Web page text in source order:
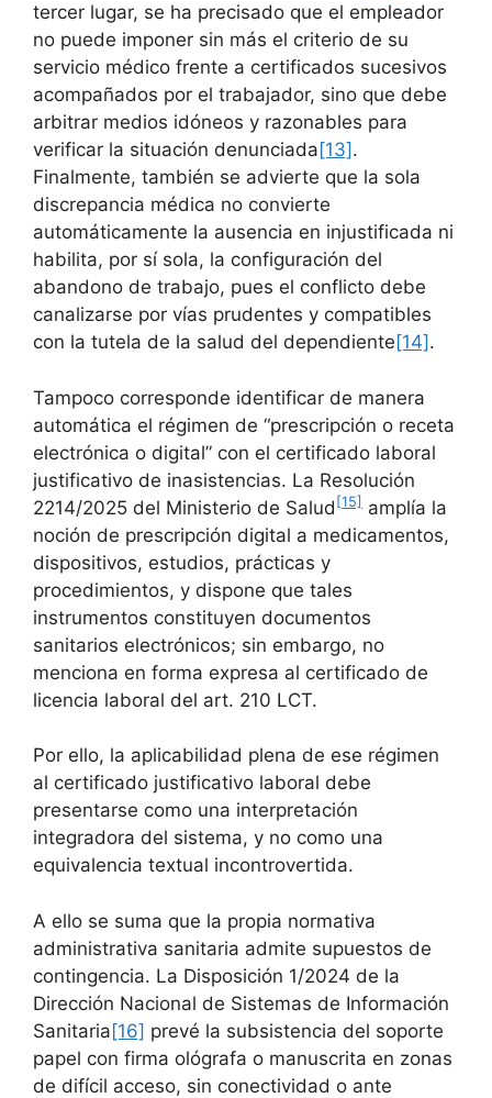
tercer lugar, se ha precisado que el empleador
no puede imponer sin más el criterio de su
servicio médico frente a certificados sucesivos
acompañados por el trabajador, sino que debe
arbitrar medios idóneos y razonables para
verificar la situación denunciada [13] .
Finalmente, también se advierte que la sola
discrepancia médica no convierte
automáticamente la ausencia en injustificada ni
habilita, por sí sola, la configuración del
abandono de trabajo, pues el conflicto debe
canalizarse por vías prudentes y compatibles
con la tutela de la salud del dependiente [14] .
Tampoco corresponde identificar de manera
automática el régimen de “prescripción o receta
electrónica o digital” con el certificado laboral
justificativo de inasistencias. La Resolución
2214/2025 del Ministerio de Salud [15] amplía la
noción de prescripción digital a medicamentos,
dispositivos, estudios, prácticas y
procedimientos, y dispone que tales
instrumentos constituyen documentos
sanitarios electrónicos; sin embargo, no
menciona en forma expresa al certificado de
licencia laboral del art. 210 LCT.
Por ello, la aplicabilidad plena de ese régimen
al certificado justificativo laboral debe
presentarse como una interpretación
integradora del sistema, y no como una
equivalencia textual incontrovertida.
A ello se suma que la propia normativa
administrativa sanitaria admite supuestos de
contingencia. La Disposición 1/2024 de la
Dirección Nacional de Sistemas de Información
Sanitaria[16] prevé la subsistencia del soporte
papel con firma ológrafa o manuscrita en zonas
de difícil acceso, sin conectividad o ante